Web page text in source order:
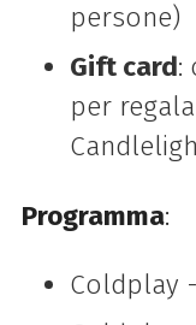
persone)
Gift card:
per
Programma:
Coldplay